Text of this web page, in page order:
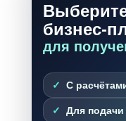
бизнес-
для
С
Для подачи